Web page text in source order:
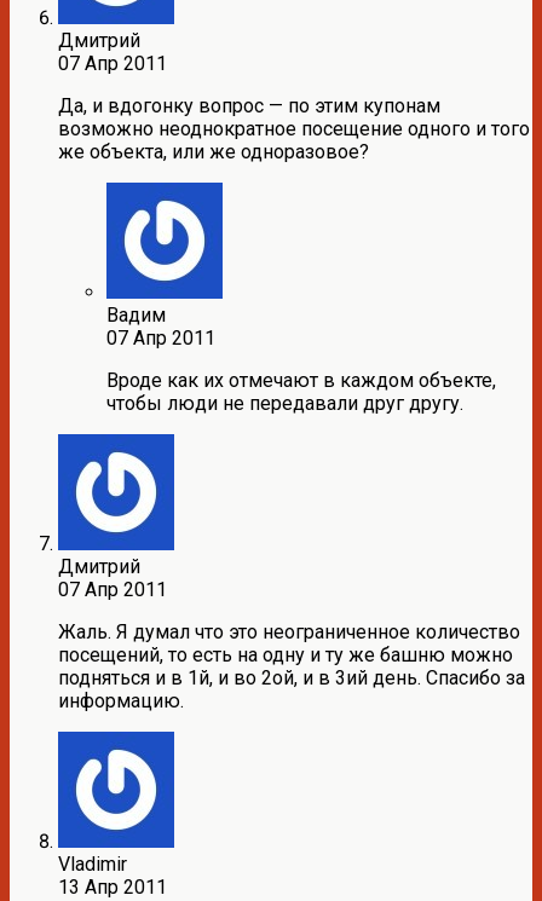
Дмитрий
07 Апр 2011
Да, и вдогонку вопрос — по этим купонам
возможно неоднократное посещение одного и того
же объекта, или же одноразовое?
Вадим
07 Апр 2011
Вроде как их отмечают в каждом объекте,
чтобы люди не передавали друг другу.
Дмитрий
07 Апр 2011
Жаль. Я думал что это неограниченное количество
посещений, то есть на одну и ту же башню можно
подняться и в 1й, и во 2ой, и в 3ий день. Спасибо за
информацию.
Vladimir
13 Апр 2011